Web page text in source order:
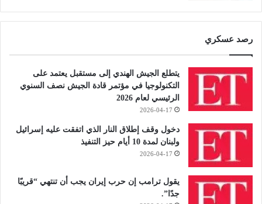
رصد عسكري
يتطلع الجيش الهندي إلى مستقبل يعتمد على
التكنولوجيا في مؤتمر قادة الجيش نصف السنوي
الرئيسي لعام 2026
2026-04-17
دخول وقف إطلاق النار الذي اتفقت عليه إسرائيل
ولبنان لمدة 10 أيام حيز التنفيذ
2026-04-17
يقول ترامب إن حرب إيران يجب أن تنتهي “قريبًا
جدًا”.